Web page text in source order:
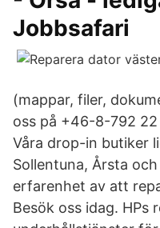
Jobbsafari
(mappar, filer,
oss på +46-8-792
Våra drop-in butiker
Sollentuna, Årsta
erfarenhet av att
Besök oss idag. HPs